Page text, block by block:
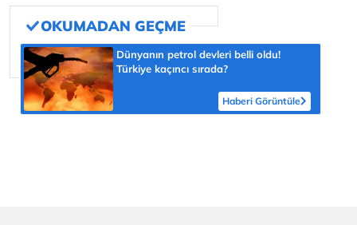
Dünyanın petrol devleri belli oldu!
Türkiye kaçıncı sırada?
Haberi Görüntüle